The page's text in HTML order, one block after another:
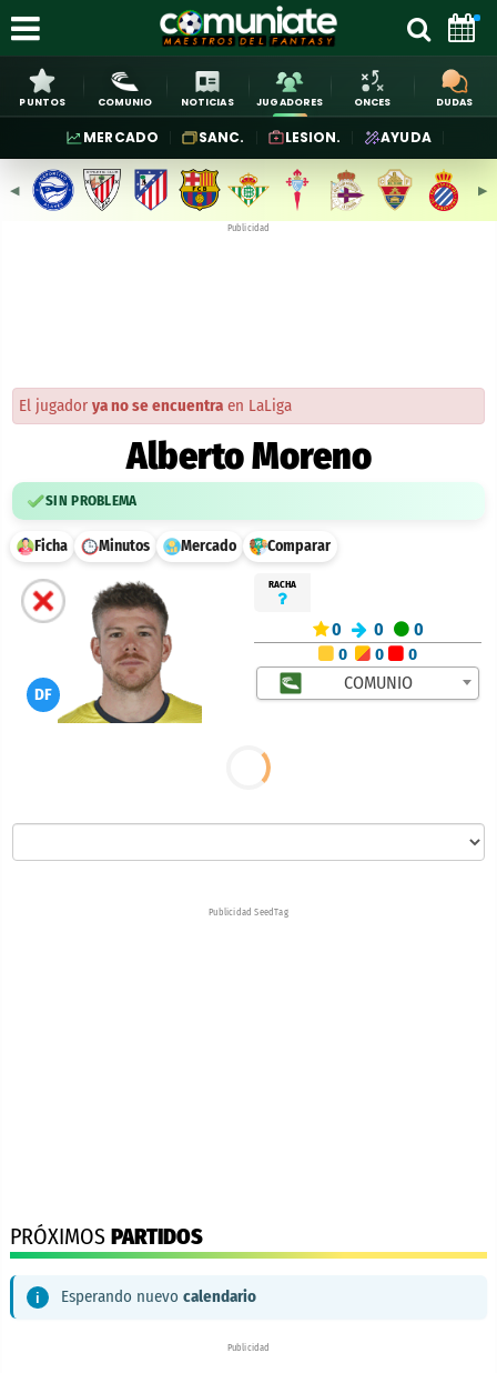
PUNTOS COMUNIO NOTICIAS JUGADORES ONCES DUDAS
MERCADO SANC. LESION. AYUDA
◀︎ ▶︎
Publicidad
El jugador ya no se encuentra en LaLiga
Alberto Moreno
SIN PROBLEMA
Ficha Minutos Mercado Comparar
DF
RACHA
0 0 0
0 0 0
COMUNIO
Publicidad SeedTag
PRÓXIMOS PARTIDOS
Esperando nuevo calendario
Publicidad